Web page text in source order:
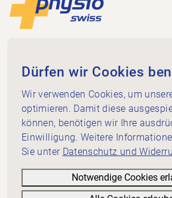
Dammweg 3
3013 Bern
+41 58 255 36 00
info@physioswiss.ch
Social Media
Wichtiges
Wissen
Dienstleistungen
Über Physioswiss
Dürfen wir Cookies
Wir verwenden Cookies, um
optimieren. Damit diese
können, benötigen wir Ihre
Einwilligung. Weitere
Sie unter Datenschutz und
Notwendige Cookies